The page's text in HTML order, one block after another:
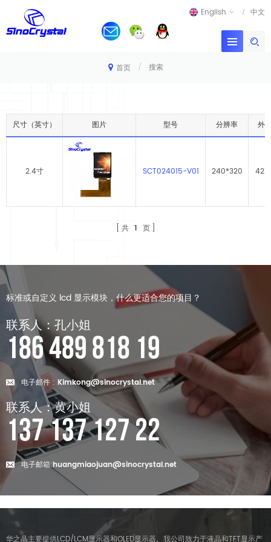
English 中文
首页 / 搜索
尺寸（英寸） 图片 型号 分辨率 外
2.4寸 SCT024015-V01 240*320
共 1 页
标准或自定义 lcd 显示模块，什么更适合您的项目？
联系人：孔小姐
186 489 818 19
电子邮件 : Kimkong@sinocrystal.net
联系人：黄小姐
137 137 127 22
电子邮箱:huangmiaojuan@sinocrystal.net
华之晶主要提供LCD/LCM显示器和OLED显示器。我公司致力于液晶和TFT显示产